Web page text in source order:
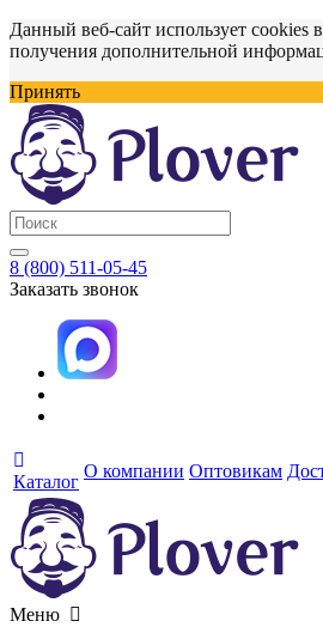
Данный веб-сайт использует cookies
получения дополнительной
Принять
8 (800) 511-05-45
Заказать звонок
Каталог
О компании Оптовикам
Меню